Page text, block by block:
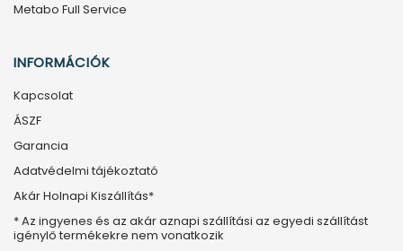
Metabo Full Service
INFORMÁCIÓK
Kapcsolat
ÁSZF
Garancia
Adatvédelmi tájékoztató
Akár Holnapi Kiszállítás*
* Az ingyenes és az akár aznapi szállítási az egyedi szállítást
igénylő termékekre nem vonatkozik